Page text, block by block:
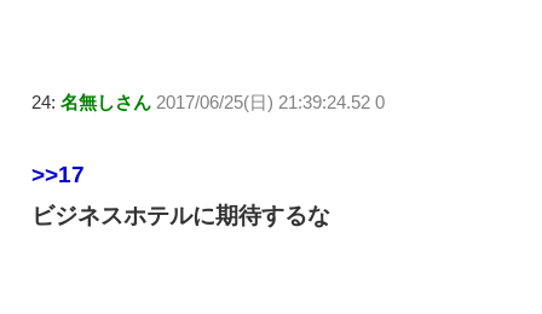
24: 名無しさん 2017/06/25(日) 21:39:24.52 0
>>17
ビジネスホテルに期待するな